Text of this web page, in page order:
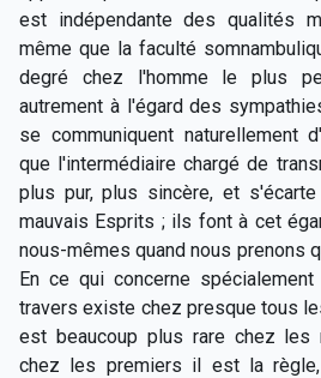
est indépendante des qualités
même que la faculté
degré chez l'homme le plus
autrement à l'égard des
se communiquent naturellement
que l'intermédiaire chargé de
plus pur, plus sincère, et
mauvais Esprits ; ils font à cet
nous-mêmes quand nous prenons
En ce qui concerne
travers existe chez presque tous
est beaucoup plus rare chez les
chez les premiers il est la